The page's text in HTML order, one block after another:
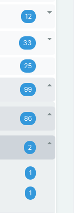
12
33
25
99
86
2
1
1